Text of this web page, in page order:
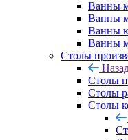
Ванны
Ванны
Ванны
Ванны
Столы
Столы
Столы
Столы